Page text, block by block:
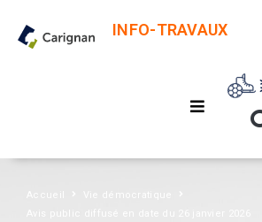
INFO-TRAVAUX